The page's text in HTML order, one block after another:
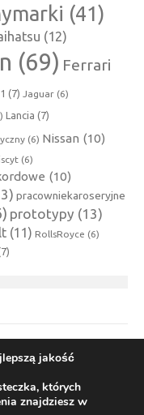
(41)
(12)
(69) Ferrari
(7) Jaguar (6)
Lancia (7)
(6) Nissan (10)
(6)
(10)
pracowniekaroseryjne
prototypy (13)
(11) RollsRoyce (6)
jakość
których
znajdziesz w